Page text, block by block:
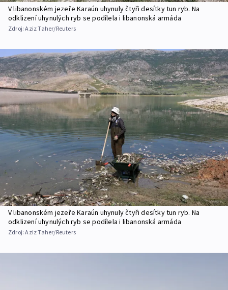
V libanonském jezeře Karaún uhynuly čtyři desítky tun ryb. Na
odklizení uhynulých ryb se podílela i libanonská armáda
Zdroj:Aziz Taher/Reuters
V libanonském jezeře Karaún uhynuly čtyři desítky tun ryb. Na
odklizení uhynulých ryb se podílela i libanonská armáda
Zdroj:Aziz Taher/Reuters